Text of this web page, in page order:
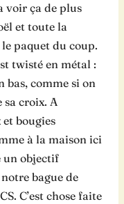
voir ça de plus
et toute la
paquet du coup.
twisté en métal :
bas, comme si on
sa croix. A
et bougies
à la maison ici
un objectif
bague de
C’est chose faite